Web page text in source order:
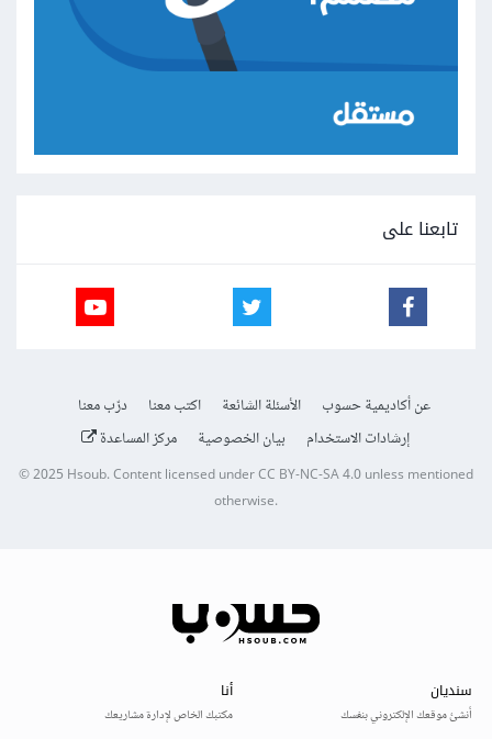
تابعنا على
عن أكاديمية حسوب الأسئلة الشائعة اكتب معنا
درّب معنا
إرشادات الاستخدام
بيان الخصوصية مركز المساعدة
© 2025Hsoub.Content licensed underCC BY-NC-SA 4.0unless mentioned
otherwise.